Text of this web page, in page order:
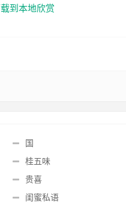
到本地欣赏
国
桂五味
贵喜
闺蜜私语